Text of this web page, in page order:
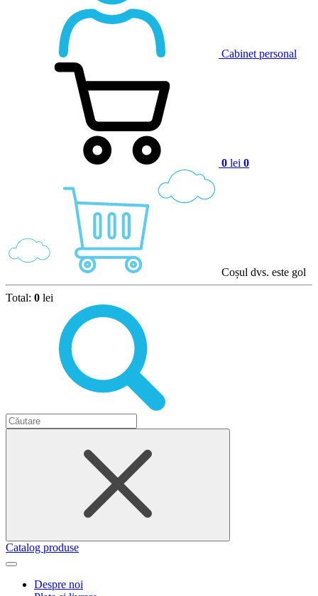
Cabinet personal
0 lei 0
Coșul dvs. este gol
Total: 0 lei
Catalog produse
Despre noi